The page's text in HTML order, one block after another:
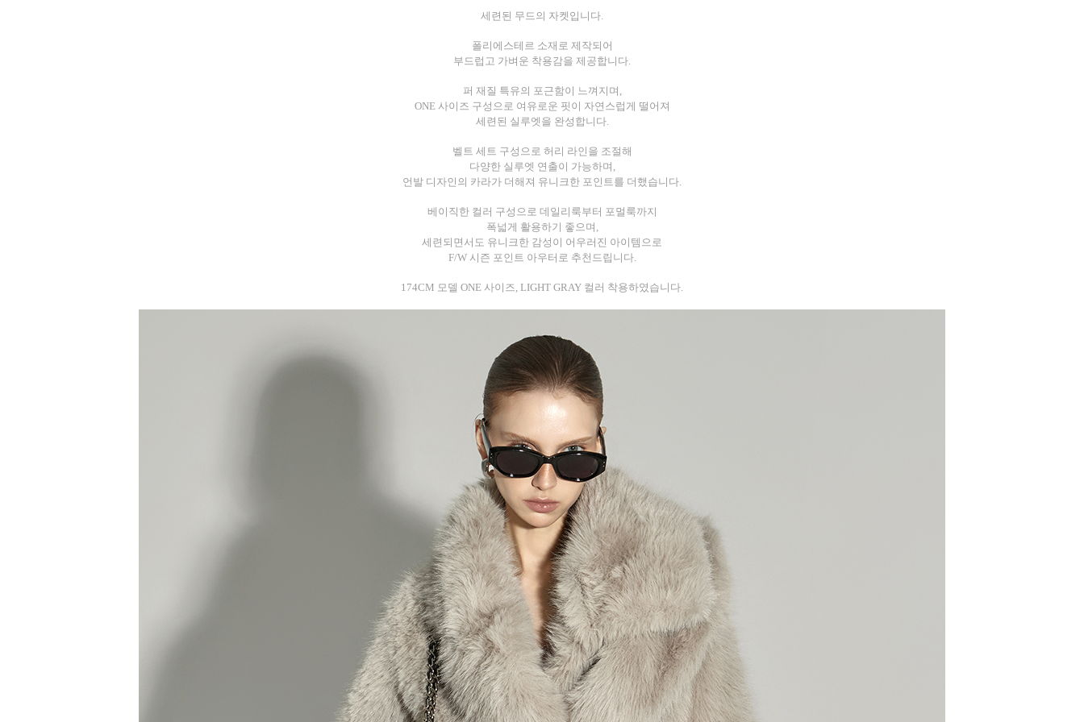
세련된 무드의 자켓입니다.
폴리에스테르 소재로 제작되어
부드럽고 가벼운 착용감을 제공합니다.
퍼 재질 특유의 포근함이 느껴지며,
ONE 사이즈 구성으로 여유로운 핏이 자연스럽게 떨어져
세련된 실루엣을 완성합니다.
벨트 세트 구성으로 허리 라인을 조절해
다양한 실루엣 연출이 가능하며,
언발 디자인의 카라가 더해져 유니크한 포인트를 더했습니다.
베이직한 컬러 구성으로 데일리룩부터 포멀룩까지
폭넓게 활용하기 좋으며,
세련되면서도 유니크한 감성이 어우러진 아이템으로
F/W 시즌 포인트 아우터로 추천드립니다.
174CM 모델 ONE 사이즈, LIGHT GRAY 컬러 착용하였습니다.